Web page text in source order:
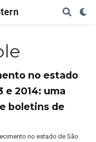
no estado
e 2014: uma
boletins de
no estado de São